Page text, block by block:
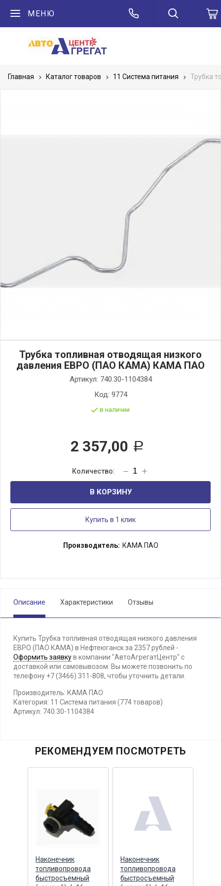
МЕНЮ
Главная Каталог товаров 11 Система питания Трубка
Трубка топливная отводящая низкого
давления ЕВРО (ПАО КАМА) КАМА ПАО
Артикул: 740.30-1104384
Код: 9774
в наличии
2 357,00 Р
В КОРЗИНУ
Купить в 1 клик
Производитель: КАМА ПАО
Описание Характеристики Отзывы
Купить Трубка топливная отводящая низкого давления
ЕВРО (ПАО КАМА) в Нефтеюганск за 2357 рублей -
Оформить заявкув компании "АвтоАгрегатЦентр" с
доставкой или самовывозом. Вы можете позвонить по
телефону +7 (3466) 311-808, чтобы уточнить детали.
Производитель: КАМА ПАО
Категория: 11 Система питания (774 товаров)
Артикул: 740.30-1104384
РЕКОМЕНДУЕМ ПОСМОТРЕТЬ
Наконечник
топливопровода
быстросъемный
Наконечник
топливопровода
быстросъемный